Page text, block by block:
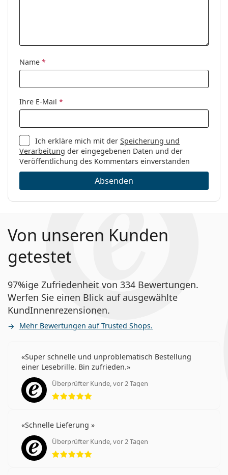
Name *
Ihre E-Mail *
Ich erkläre mich mit derSpeicherung und
Verarbeitung der eingegebenen Daten und der
Veröffentlichung des Kommentars einverstanden
Absenden
Von unseren Kunden
getestet
97%ige Zufriedenheit von 334 Bewertungen.
Werfen Sie einen Blick auf ausgewählte
KundInnenrezensionen.
Mehr Bewertungen auf Trusted Shops.
Super schnelle und unproblematisch Bestellung
einer Lesebrille. Bin zufrieden.
Überprüfter Kunde, vor 2 Tagen
Bewertung 5 aus 5
Schnelle Lieferung
Überprüfter Kunde, vor 2 Tagen
Bewertung 5 aus 5